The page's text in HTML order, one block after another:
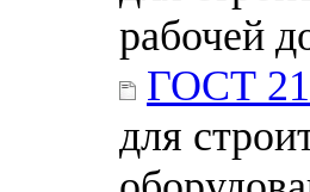
рабочей
ГОСТ
для